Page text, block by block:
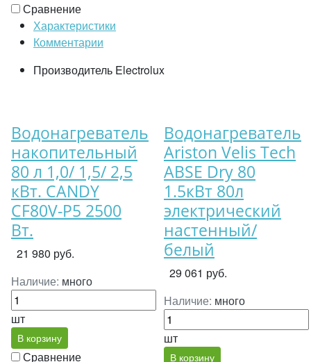
Сравнение
Характеристики
Комментарии
Производитель Electrolux
Водонагреватель
накопительный
80 л 1,0/ 1,5/ 2,5
кВт. CANDY
CF80V-P5 2500
Вт.
21 980 руб.
Наличие: много
шт
В корзину
Сравнение
Водонагреватель
Ariston Velis Tech
ABSE Dry 80
1.5кВт 80л
электрический
настенный/
белый
29 061 руб.
Наличие: много
шт
В корзину